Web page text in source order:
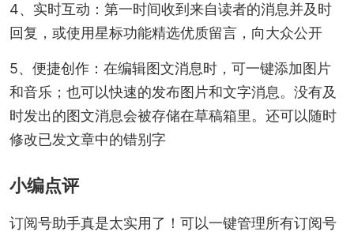
4、实时互动：第一时间收到来自读者的消息并及时
回复，或使用星标功能精选优质留言，向大众公开
5、便捷创作：在编辑图文消息时，可一键添加图片
和音乐；也可以快速的发布图片和文字消息。没有及
时发出的图文消息会被存储在草稿箱里。还可以随时
修改已发文章中的错别字
小编点评
订阅号助手真是太实用了！可以一键管理所有订阅号